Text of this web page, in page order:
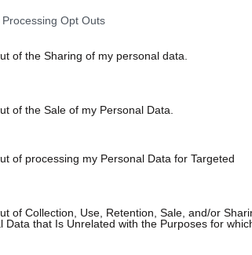
Opt Outs
of the Sharing of my personal data.
of the Sale of my Personal Data.
of processing my Personal Data for Targeted
of Collection, Use, Retention, Sale, and/or
Data that Is Unrelated with the Purposes for